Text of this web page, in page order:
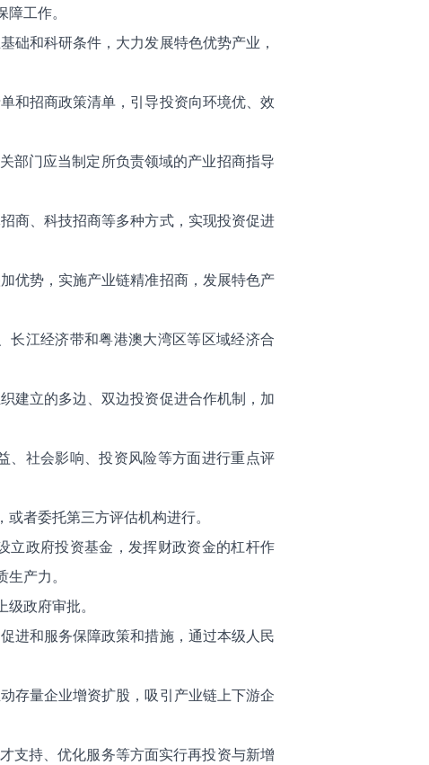
工作。
础和科研条件，大力发展特色优势产业，
和招商政策清单，引导投资向环境优、效
部门应当制定所负责领域的产业招商指导
商、科技招商等多种方式，实现投资促进
优势，实施产业链精准招商，发展特色产
长江经济带和粤港澳大湾区等区域经济合
建立的多边、双边投资促进合作机制，加
、社会影响、投资风险等方面进行重点评
者委托第三方评估机构进行。
立政府投资基金，发挥财政资金的杠杆作
产力。
政府审批。
进和服务保障政策和措施，通过本级人民
存量企业增资扩股，吸引产业链上下游企
支持、优化服务等方面实行再投资与新增